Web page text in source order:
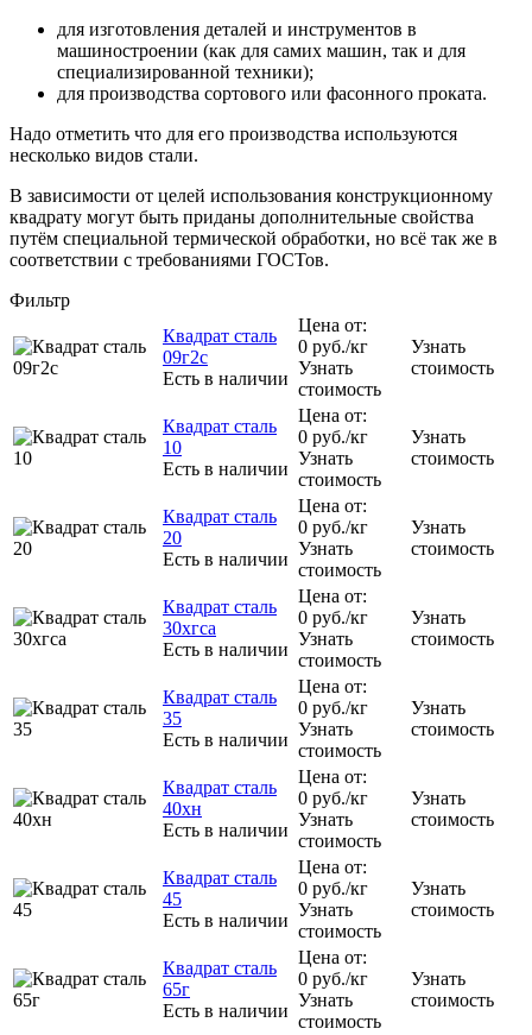
для изготовления деталей и инструментов в
машиностроении (как для самих машин, так и для
специализированной техники);
для производства сортового или фасонного проката.
Надо отметить что для его производства используются
несколько видов стали.
В зависимости от целей использования конструкционному
квадрату могут быть приданы дополнительные свойства
путём специальной термической обработки, но всё так же в
соответствии с требованиями ГОСТов.
Фильтр
Квадрат сталь
09г2с
Есть в наличии
Цена от:
0 руб./кг
Узнать
стоимость
Узнать
стоимость
Квадрат сталь
10
Есть в наличии
Цена от:
0 руб./кг
Узнать
стоимость
Узнать
стоимость
Квадрат сталь
20
Есть в наличии
Цена от:
0 руб./кг
Узнать
стоимость
Узнать
стоимость
Квадрат сталь
30хгса
Есть в наличии
Цена от:
0 руб./кг
Узнать
стоимость
Узнать
стоимость
Квадрат сталь
35
Есть в наличии
Цена от:
0 руб./кг
Узнать
стоимость
Узнать
стоимость
Квадрат сталь
40хн
Есть в наличии
Цена от:
0 руб./кг
Узнать
стоимость
Узнать
стоимость
Квадрат сталь
45
Есть в наличии
Цена от:
0 руб./кг
Узнать
стоимость
Узнать
стоимость
Квадрат сталь
65г
Есть в наличии
Цена от:
0 руб./кг
Узнать
стоимость
Узнать
стоимость